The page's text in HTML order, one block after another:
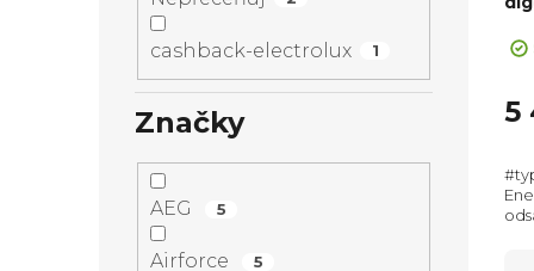
cashback-electrolux 1
Značky
AEG 5
Airforce 5
5